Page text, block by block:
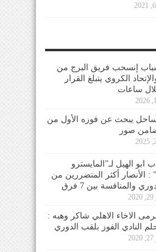
إنسحب فريق البرج من
الكروي يتبلغ القرار
ساعات
يبحث عن فوزه الأول من
صور
ابو الهيل لـ”المايسترو
الأنصار أكثر المتضررين من
والمنافسة بين 7 فرق
الاخاء الاهلي شاكر وهبه :
النادي الفوز بلقب الدوري